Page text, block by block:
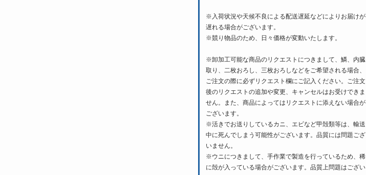
※入荷状況や天候不良による配送遅延などによりお届けが
遅れる場合がございます。
※競り物品のため、日々価格が変動いたします。
※卸加工可能な商品のリクエストにつきまして、鱗、内臓
取り、二枚おろし、三枚おろしなどをご希望される場合、
ご注文の際に必ずリクエスト欄にご記入ください。ご注文
後のリクエストの追加や変更、キャンセルはお受けできま
せん。また、商品によってはリクエストに添えない場合が
ございます。
※活きでお送りしているカニ、エビなど甲殻類等は、輸送
中に死んでしまう可能性がございます。品質には問題ござ
いません。
※ウニにつきまして、手作業で製造を行っているため、稀
に殻が入っている場合がございます。品質上問題はござい